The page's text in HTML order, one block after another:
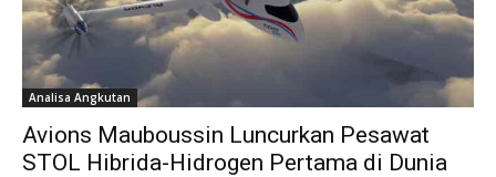
Analisa Angkutan
Avions Mauboussin Luncurkan Pesawat
STOL Hibrida-Hidrogen Pertama di Dunia